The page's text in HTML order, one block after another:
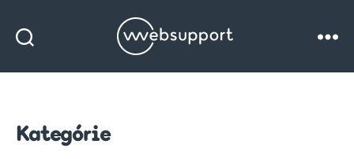
Websupport
Kategórie